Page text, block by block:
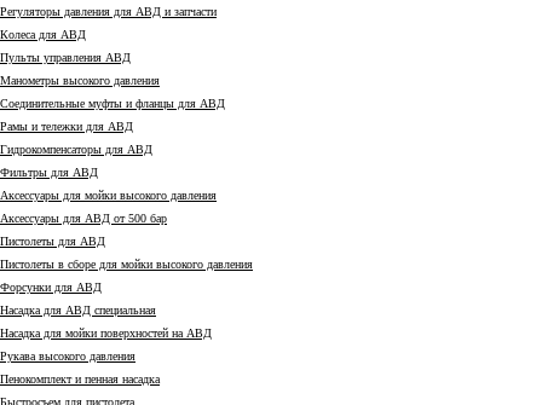
Регуляторы давления для АВД и запчасти
Колеса для АВД
Пульты управления АВД
Манометры высокого давления
Соединительные муфты и фланцы для АВД
Рамы и тележки для АВД
Гидрокомпенсаторы для АВД
Фильтры для АВД
Аксессуары для мойки высокого давления
Аксессуары для АВД от 500 бар
Пистолеты для АВД
Пистолеты в сборе для мойки высокого давления
Форсунки для АВД
Насадка для АВД специальная
Насадка для мойки поверхностей на АВД
Рукава высокого давления
Пенокомплект и пенная насадка